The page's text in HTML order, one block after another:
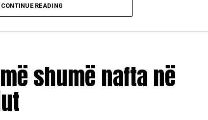
CONTINUE READING
shumë nafta në